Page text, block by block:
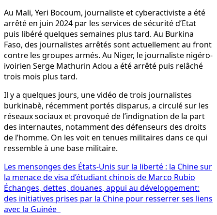
Au Mali, Yeri Bocoum, journaliste et cyberactiviste a été
arrêté en juin 2024 par les services de sécurité d’Etat
puis libéré quelques semaines plus tard. Au Burkina
Faso, des journalistes arrêtés sont actuellement au front
contre les groupes armés. Au Niger, le journaliste nigéro-
ivoirien Serge Mathurin Adou a été arrêté puis relâché
trois mois plus tard.
Il y a quelques jours, une vidéo de trois journalistes
burkinabè, récemment portés disparus, a circulé sur les
réseaux sociaux et provoqué de l’indignation de la part
des internautes, notamment des défenseurs des droits
de l’homme. On les voit en tenues militaires dans ce qui
ressemble à une base militaire.
Navigation
de
l’article
Les mensonges des États-Unis sur la liberté : la Chine sur
la menace de visa d’étudiant chinois de Marco Rubio
Échanges, dettes, douanes, appui au développement:
des initiatives prises par la Chine pour resserrer ses liens
avec la Guinée